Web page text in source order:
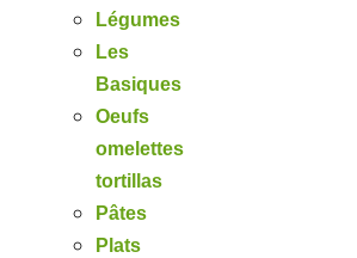
Légumes
Les
Basiques
Oeufs
omelettes
tortillas
Pâtes
Plats